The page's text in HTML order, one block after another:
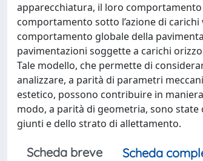
apparecchiatura, il loro
comportamento sotto l’azione di
comportamento globale della
pavimentazioni soggette a carichi
Tale modello, che permette di
analizzare, a parità di parametri
estetico, possono contribuire in
modo, a parità di geometria, sono
giunti e dello strato di allettamento.
Scheda breve Scheda